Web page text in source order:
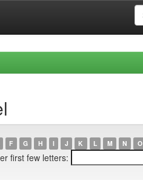
F G H I J K L M N O
first few letters: